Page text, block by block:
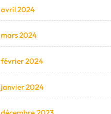
avril 2024
mars 2024
février 2024
janvier 2024